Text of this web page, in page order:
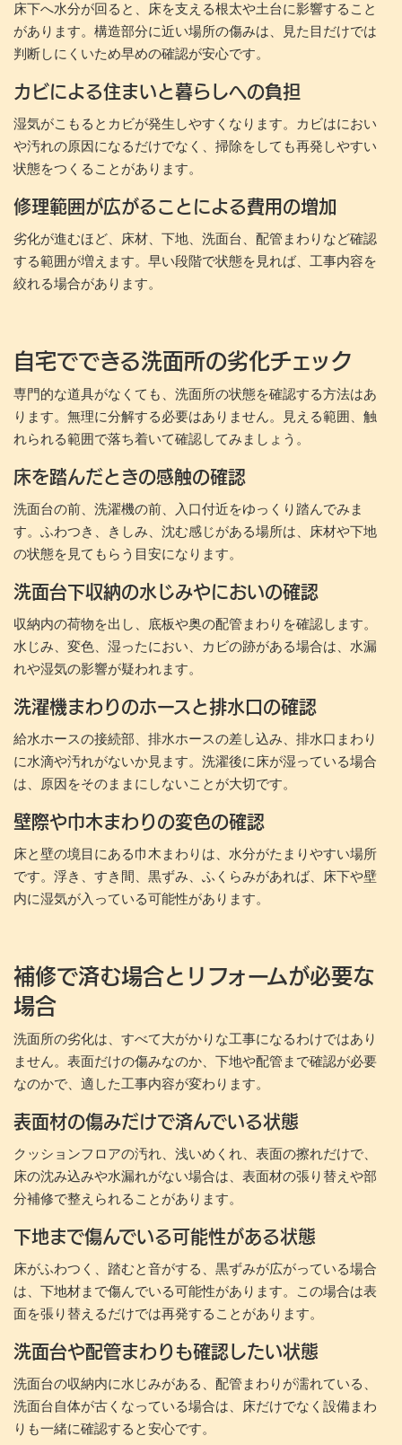
床下へ水分が回ると、床を支える根太や土台に影響すること
があります。構造部分に近い場所の傷みは、見た目だけでは
判断しにくいため早めの確認が安心です。
カビによる住まいと暮らしへの負担
湿気がこもるとカビが発生しやすくなります。カビはにおい
や汚れの原因になるだけでなく、掃除をしても再発しやすい
状態をつくることがあります。
修理範囲が広がることによる費用の増加
劣化が進むほど、床材、下地、洗面台、配管まわりなど確認
する範囲が増えます。早い段階で状態を見れば、工事内容を
絞れる場合があります。
自宅でできる洗面所の劣化チェック
専門的な道具がなくても、洗面所の状態を確認する方法はあ
ります。無理に分解する必要はありません。見える範囲、触
れられる範囲で落ち着いて確認してみましょう。
床を踏んだときの感触の確認
洗面台の前、洗濯機の前、入口付近をゆっくり踏んでみま
す。ふわつき、きしみ、沈む感じがある場所は、床材や下地
の状態を見てもらう目安になります。
洗面台下収納の水じみやにおいの確認
収納内の荷物を出し、底板や奥の配管まわりを確認します。
水じみ、変色、湿ったにおい、カビの跡がある場合は、水漏
れや湿気の影響が疑われます。
洗濯機まわりのホースと排水口の確認
給水ホースの接続部、排水ホースの差し込み、排水口まわり
に水滴や汚れがないか見ます。洗濯後に床が湿っている場合
は、原因をそのままにしないことが大切です。
壁際や巾木まわりの変色の確認
床と壁の境目にある巾木まわりは、水分がたまりやすい場所
です。浮き、すき間、黒ずみ、ふくらみがあれば、床下や壁
内に湿気が入っている可能性があります。
補修で済む場合とリフォームが必要な
場合
洗面所の劣化は、すべて大がかりな工事になるわけではあり
ません。表面だけの傷みなのか、下地や配管まで確認が必要
なのかで、適した工事内容が変わります。
表面材の傷みだけで済んでいる状態
クッションフロアの汚れ、浅いめくれ、表面の擦れだけで、
床の沈み込みや水漏れがない場合は、表面材の張り替えや部
分補修で整えられることがあります。
下地まで傷んでいる可能性がある状態
床がふわつく、踏むと音がする、黒ずみが広がっている場合
は、下地材まで傷んでいる可能性があります。この場合は表
面を張り替えるだけでは再発することがあります。
洗面台や配管まわりも確認したい状態
洗面台の収納内に水じみがある、配管まわりが濡れている、
洗面台自体が古くなっている場合は、床だけでなく設備まわ
りも一緒に確認すると安心です。